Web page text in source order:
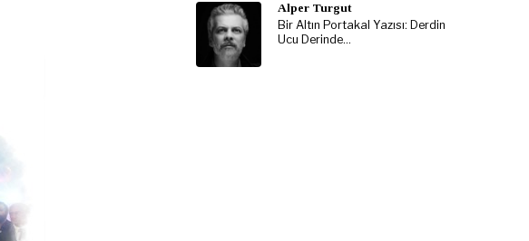
Alper Turgut
Bir Altın Portakal Yazısı: Derdin
Ucu Derinde…